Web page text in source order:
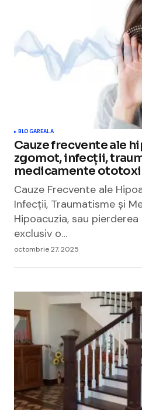
BLOGAREALA
Cauze frecvente ale
zgomot, infecții,
medicamente
Cauze Frecvente ale
Infecții, Traumatisme și
Hipoacuzia, sau
exclusiv o…
octombrie 27, 2025